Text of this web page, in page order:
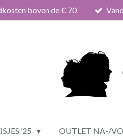
boven de € 70
‘25 OUTLET NA-/